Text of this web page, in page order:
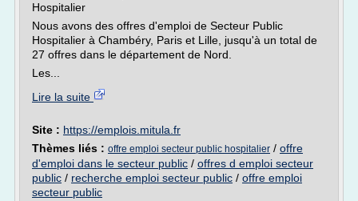
Hospitalier
Nous avons des offres d'emploi de Secteur Public
Hospitalier à Chambéry, Paris et Lille, jusqu'à un total de
27 offres dans le département de Nord.
Les...
Lire la suite
Site : https://emplois.mitula.fr
Thèmes liés : offre emploi secteur public hospitalier / offre
d'emploi dans le secteur public / offres d emploi secteur
public / recherche emploi secteur public / offre emploi
secteur public